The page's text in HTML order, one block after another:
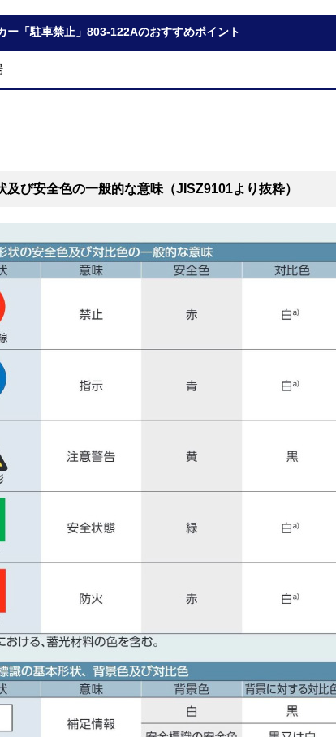
ー「駐車禁止」803-122Aのおすすめポイント
び安全色の一般的な意味（JISZ9101より抜粋）